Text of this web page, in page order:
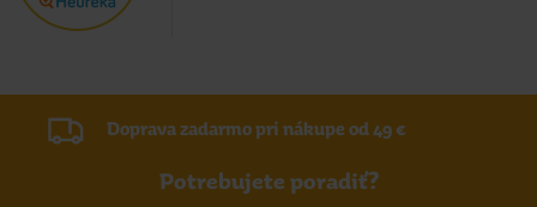
Doprava zadarmo pri nákupe od 49 €
Potrebujete poradiť?